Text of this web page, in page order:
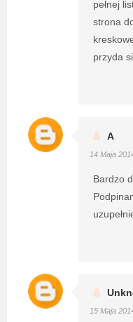
pełnej
strona
przyda
A
14 Maja
Bardzo
15 Maja